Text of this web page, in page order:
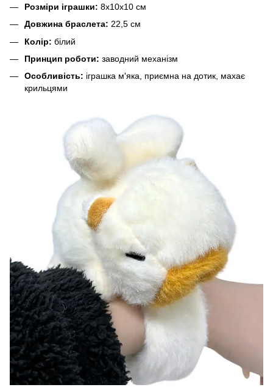
Розміри іграшки: 8х10х10 см
Довжина браслета: 22,5 см
Колір: білий
Принцип роботи: заводний механізм
Особливість: іграшка м'яка, приємна на дотик, махає
крильцями